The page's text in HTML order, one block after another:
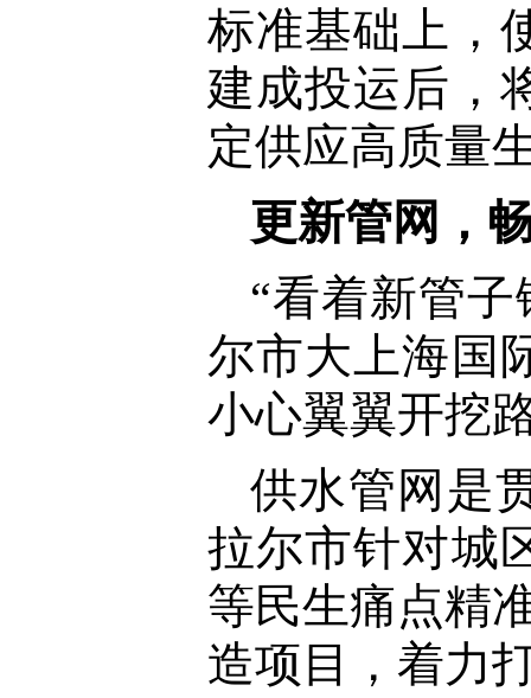
标准基础上，
建成投运后，
定供应高质量
更新管网，
“看着新管
尔市大上海国
小心翼翼开挖
供水管网是
拉尔市针对城
等民生痛点精
造项目，着力